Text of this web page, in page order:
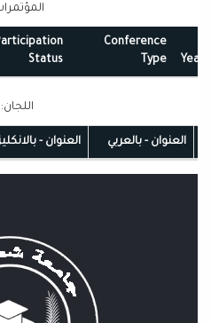
المؤتمرات: 0
Conference
Type
Participation
Status
اللجان: 0
العنوان - بالعربي العنوان - بالانكليزي